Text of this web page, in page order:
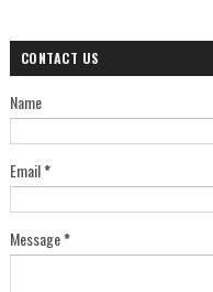
CONTACT US
Name
Email*
Message*